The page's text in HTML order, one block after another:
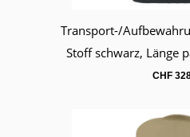
Warenkorb
Transport-/
Stoff schwarz, Länge
CHF